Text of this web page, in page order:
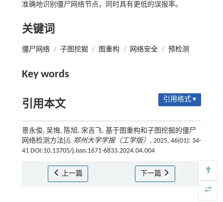
准确地识别僵尸网络节点，同时具有更低的误报率。
关键词
僵尸网络 / 子图挖掘 / 图重构 / 网络安全 / 预检测
Key words
引用本文 引用格式 ▾
景永俊, 吴悔, 陈旭, 宋吉飞. 基于图重构和子图挖掘的僵尸
网络检测方法[J]. 郑州大学学报（工学版） , 2025, 46(01): 34-
41 DOI:10.13705/j.issn.1671-6833.2024.04.004
上一篇 下一篇